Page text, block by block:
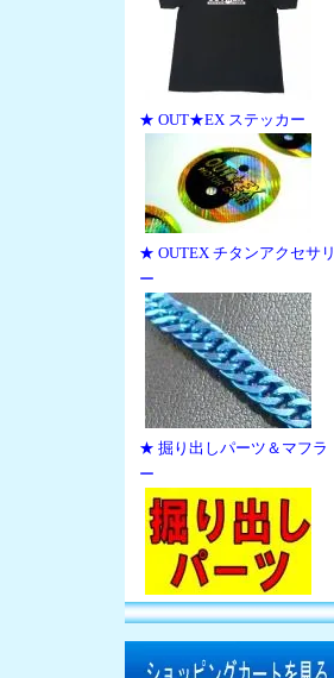
★ OUT★EX ステッカー
★ OUTEX チタンアクセサリ
ー
★ 掘り出しパーツ＆マフラ
ー